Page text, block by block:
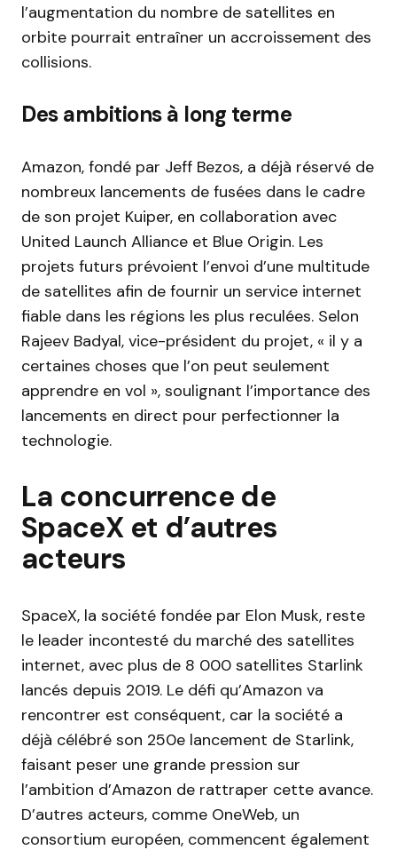
l’augmentation du nombre de satellites en
orbite pourrait entraîner un accroissement des
collisions.
Des ambitions à long terme
Amazon, fondé par Jeff Bezos, a déjà réservé de
nombreux lancements de fusées dans le cadre
de son projet Kuiper, en collaboration avec
United Launch Alliance et Blue Origin. Les
projets futurs prévoient l’envoi d’une multitude
de satellites afin de fournir un service internet
fiable dans les régions les plus reculées. Selon
Rajeev Badyal, vice-président du projet, « il y a
certaines choses que l’on peut seulement
apprendre en vol », soulignant l’importance des
lancements en direct pour perfectionner la
technologie.
La concurrence de
SpaceX et d’autres
acteurs
SpaceX, la société fondée par Elon Musk, reste
le leader incontesté du marché des satellites
internet, avec plus de 8 000 satellites Starlink
lancés depuis 2019. Le défi qu’Amazon va
rencontrer est conséquent, car la société a
déjà célébré son 250e lancement de Starlink,
faisant peser une grande pression sur
l’ambition d’Amazon de rattraper cette avance.
D’autres acteurs, comme OneWeb, un
consortium européen, commencent également